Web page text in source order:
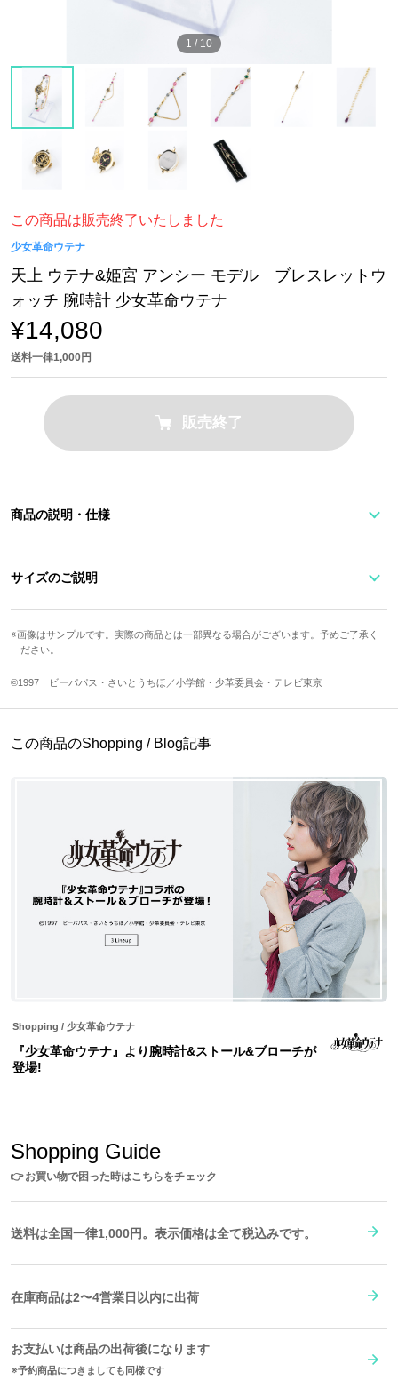
1 / 10
この商品は販売終了いたしました
少女革命ウテナ
天上 ウテナ&姫宮 アンシー モデル ブレスレットウ
ォッチ 腕時計 少女革命ウテナ
¥14,080
送料一律1,000円
販売終了
商品の説明・仕様
使えるエレガントなシルエットに、二人と作品のモチーフをプラス
取り外しが可能な時計パーツは、薔薇の刻印をイメージ。蓋の中を
プルのクリスタルガラスが輝きます。
と、ゴールドのシンプルチェーンの2種をご用意いたしました。そ
組み合わせにより時計やブレスレットなど3wayで楽しめる優秀ア
イテム！オリジナルBOX付きですので自分用としてはもちろん、大
切な方とのお揃いアイテムとしてもオススメです。
※安全にご利用いただくため、表蓋は開いたまま固定できない仕様でございま
※画像はサンプルです。実際の商品とは一部異なる場合がございます。予めご
原産国／中国
分）、クリスタルガラス（文字盤部分の石）
サイズのご説明
Free
手首周り(ジュエ
リーチェーン)
手首周り(シンプ
ルチェーン)
約1.3cm 約1cm 約19.2?22.4cm
サイズガイドページはこちら
画像はサンプルです。実際の商品とは一部異なる場合がございます。予めご了承く
ださい。
©1997 ビーパパス・さいとうちほ／小学館・少革委員会・テレビ東京
この商品のShopping / Blog記事
Shopping / 少女革命ウテナ
『少女革命ウテナ』より腕時計&ストール&ブローチが
登場!
Shopping Guide
👉お買い物で困った時はこちらをチェック
送料は全国一律1,000円。表示価格は全て税込みです。
在庫商品は2〜4営業日以内に出荷
お支払いは商品の出荷後になります
予約商品につきましても同様です